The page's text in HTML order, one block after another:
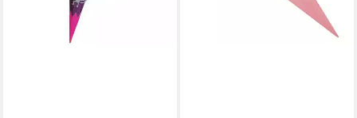
lieferbar - in 2-3 Werktagen bei dir